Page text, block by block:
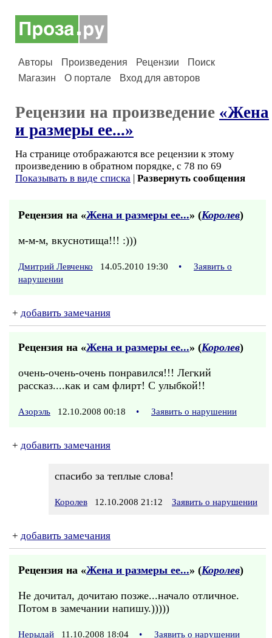
Авторы Произведения Рецензии
Поиск
Магазин
О портале Вход для авторов
Рецензии на произведение «Жена
и размеры ее...»
На странице отображаются все рецензии к этому
произведению в обратном порядке, с 78 по 69
Показывать в виде списка | Развернуть сообщения
Рецензия на «Жена и размеры ее...» (Королев)
м-м-м, вкуснотища!!! :)))
Дмитрий Левченко 14.05.2010 19:30 •
Заявить о
нарушении
+ добавить замечания
Рецензия на «Жена и размеры ее...» (Королев)
очень-очень-очень понравился!!! Легкий
рассказ....как и сам флирт! С улыбкой!!
Азорэль 12.10.2008 00:18 • Заявить о нарушении
+ добавить замечания
спасибо за теплые слова!
Королев 12.10.2008 21:12 Заявить о нарушении
+ добавить замечания
Рецензия на «Жена и размеры ее...» (Королев)
Не дочитал, дочитаю позже...начало отличное.
Потом в замечании напишу.)))))
Нерыдай 11.10.2008 18:04 • Заявить о нарушении